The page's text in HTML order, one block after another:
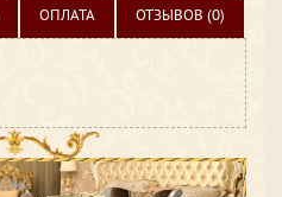
ОПЛАТА ОТЗЫВОВ (0)